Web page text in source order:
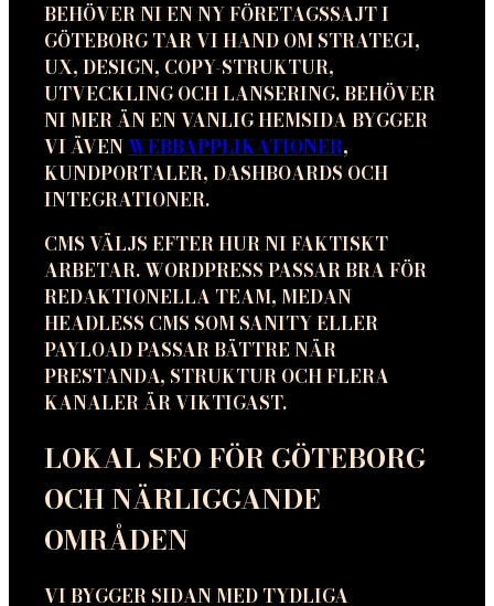
BEHÖVER NI EN NY FÖRETAGSSAJT I
GÖTEBORG TAR VI HAND OM STRATEGI,
UX, DESIGN, COPY-STRUKTUR,
UTVECKLING OCH LANSERING. BEHÖVER
NI MER ÄN EN VANLIG HEMSIDA BYGGER
VI ÄVENWEBBAPPLIKATIONER,
KUNDPORTALER, DASHBOARDS OCH
INTEGRATIONER.
CMS VÄLJS EFTER HUR NI FAKTISKT
ARBETAR. WORDPRESS PASSAR BRA FÖR
REDAKTIONELLA TEAM, MEDAN
HEADLESS CMS SOM SANITY ELLER
PAYLOAD PASSAR BÄTTRE NÄR
PRESTANDA, STRUKTUR OCH FLERA
KANALER ÄR VIKTIGAST.
LOKAL SEO FÖR GÖTEBORG
OCH NÄRLIGGANDE
OMRÅDEN
VI BYGGER SIDAN MED TYDLIGA